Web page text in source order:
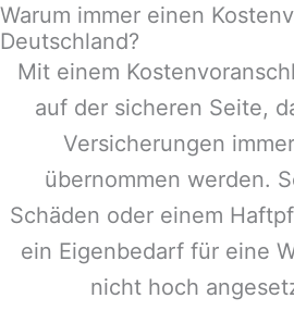
Warum immer einen
Deutschland?
Mit einem
auf der sicheren Seite,
Versicherungen
übernommen werden.
Schäden oder einem
ein Eigenbedarf für eine
nicht hoch